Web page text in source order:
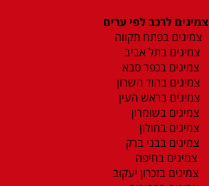
צמיגים לרכב לפי ערים
צמיגים בפתח תקווה
צמיגים בתל אביב
צמיגים בכפר סבא
צמיגים בהוד השרון
צמיגים בראש העין
צמיגים בשומרון
צמיגים בחולון
צמיגים בבני ברק
צמיגים בחיפה
צמיגים בזכרון יעקוב